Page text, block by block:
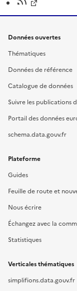
Données ouvertes
Thématiques
Données de référence
Catalogue de données
Suivre les publications
Portail des données
schema.data.gouv.fr
Plateforme
Guides
Feuille de route et
Nous écrire
Échangez avec la
Statistiques
Verticales thématiques
simplifions.data.gouv.fr